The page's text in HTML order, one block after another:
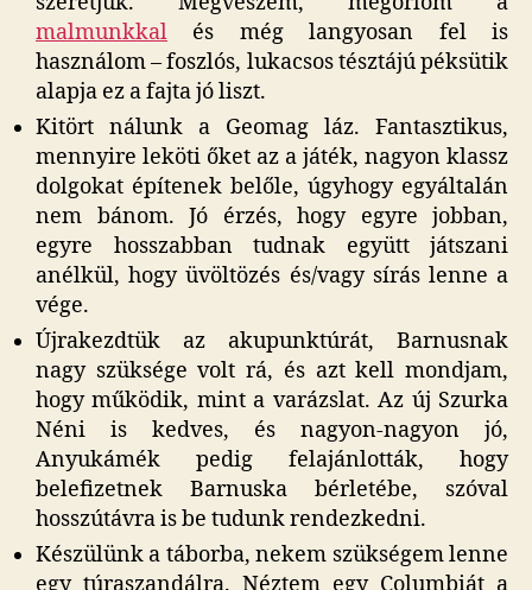
malmunkkal és még langyosan fel is
használom – foszlós, lukacsos tésztájú péksütik
alapja ez a fajta jó liszt.
Kitört nálunk a Geomag láz. Fantasztikus,
mennyire leköti őket az a játék, nagyon klassz
dolgokat építenek belőle, úgyhogy egyáltalán
nem bánom. Jó érzés, hogy egyre jobban,
egyre hosszabban tudnak együtt játszani
anélkül, hogy üvöltözés és/vagy sírás lenne a
vége.
Újrakezdtük az akupunktúrát, Barnusnak
nagy szüksége volt rá, és azt kell mondjam,
hogy működik, mint a varázslat. Az új Szurka
Néni is kedves, és nagyon-nagyon jó,
Anyukámék pedig felajánlották, hogy
belefizetnek Barnuska bérletébe, szóval
hosszútávra is be tudunk rendezkedni.
Készülünk a táborba, nekem szükségem lenne